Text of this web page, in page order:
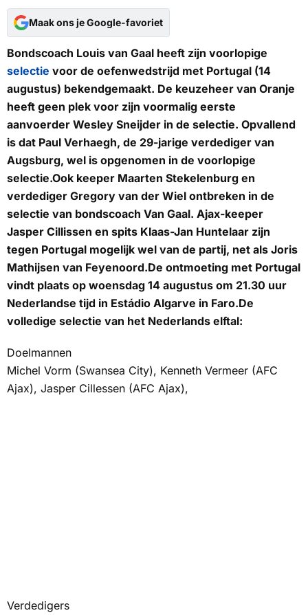
Maak ons je Google-favoriet
Bondscoach Louis van Gaal heeft zijn voorlopige
selectie voor de oefenwedstrijd met Portugal (14
augustus) bekendgemaakt. De keuzeheer van Oranje
heeft geen plek voor zijn voormalig eerste
aanvoerder Wesley Sneijder in de selectie. Opvallend
is dat Paul Verhaegh, de 29-jarige verdediger van
Augsburg, wel is opgenomen in de voorlopige
selectie.Ook keeper Maarten Stekelenburg en
verdediger Gregory van der Wiel ontbreken in de
selectie van bondscoach Van Gaal. Ajax-keeper
Jasper Cillissen en spits Klaas-Jan Huntelaar zijn
tegen Portugal mogelijk wel van de partij, net als Joris
Mathijsen van Feyenoord.De ontmoeting met Portugal
vindt plaats op woensdag 14 augustus om 21.30 uur
Nederlandse tijd in Estádio Algarve in Faro.De
volledige selectie van het Nederlands elftal:
Doelmannen
Michel Vorm (Swansea City), Kenneth Vermeer (AFC
Ajax), Jasper Cillessen (AFC Ajax),
Verdedigers